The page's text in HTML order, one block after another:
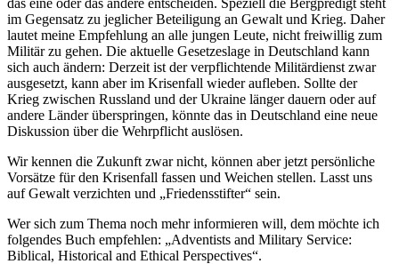
im Gegensatz zu jeglicher Beteiligung an Gewalt und Krieg. Daher
lautet meine Empfehlung an alle jungen Leute, nicht freiwillig zum
Militär zu gehen. Die aktuelle Gesetzeslage in Deutschland kann
sich auch ändern: Derzeit ist der verpflichtende Militärdienst zwar
ausgesetzt, kann aber im Krisenfall wieder aufleben. Sollte der
Krieg zwischen Russland und der Ukraine länger dauern oder auf
andere Länder überspringen, könnte das in Deutschland eine neue
Diskussion über die Wehrpflicht auslösen.
Wir kennen die Zukunft zwar nicht, können aber jetzt persönliche
Vorsätze für den Krisenfall fassen und Weichen stellen. Lasst uns
auf Gewalt verzichten und „Friedensstifter“ sein.
Wer sich zum Thema noch mehr informieren will, dem möchte ich
folgendes Buch empfehlen: „Adventists and Military Service:
Biblical, Historical and Ethical Perspectives“.